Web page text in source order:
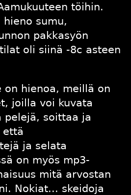
töihin.
sumu,
pakkasyön
oli siinä -8c asteen
on hienoa, meillä on
joilla voi kuvata
pelejä, soittaa ja
että
ja selata
on myös mp3-
mitä arvostan
Nokiat... skeidoja